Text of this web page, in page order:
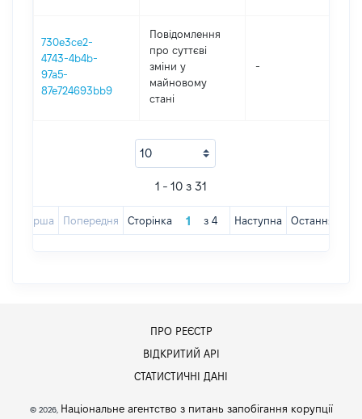
730e3ce2-
4743-4b4b-
97a5-
87e724693bb9
Повідомлення
про суттєві
зміни y
майновому
стані
-
1 - 10 з 31
Перша Попередня Сторінка з 4 Наступна Остання
ПРО РЕЄСТР
ВІДКРИТИЙ АРІ
СТАТИСТИЧНІ ДАНІ
© 2026, Національне агентство з питань запобігання корупції